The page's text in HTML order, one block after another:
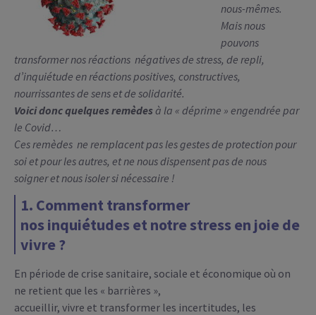
nous-mêmes.
Mais nous
pouvons
transformer nos réactions négatives de stress, de repli,
d’inquiétude en réactions positives, constructives,
nourrissantes de sens et de solidarité.
Voici donc quelques remèdesà la « déprime » engendrée par
le Covid…
Ces remèdes ne remplacent pas les gestes de protection pour
soi et pour les autres, et ne nous dispensent pas de nous
soigner et nous isoler si nécessaire !
1. Comment transformer
nos inquiétudes et notre stress en joie de
vivre ?
En période de crise sanitaire, sociale et économique où on
ne retient que les « barrières »,
accueillir, vivre et transformer les incertitudes, les